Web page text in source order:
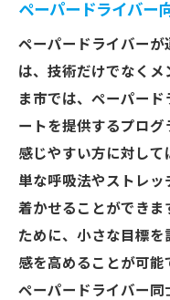
ペーパードライバー
ペーパードライバーが
は、技術だけでなくメ
ま市では、ペーパー
ートを提供するプログ
感じやすい方に対し
単な呼吸法やストレッ
着かせることができま
ために、小さな目標
感を高めることが可能
ペーパードライバー同